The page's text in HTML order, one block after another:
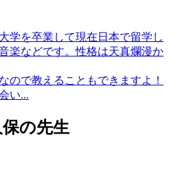
学を卒業して現在日本で留学し
楽などです。性格は天真爛漫か
ので教えることもできますよ！
い...
の先生